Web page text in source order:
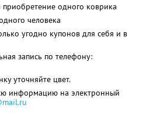
одного коврика
человека
угодно купонов для себя и в
запись по телефону:
уточняйте цвет.
информацию на электронный